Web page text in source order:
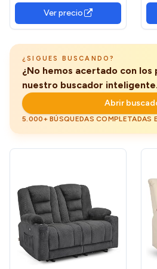
Calor Lumbar, Sist. Masaje
4 Zonas y Acabado en PU
Anti-Cuarteo [Incluye
Ver precio
¿SIGUES BUSCANDO?
¿No hemos acertado con los
nuestro buscador inteligente.
Abrir
5.000+ BÚSQUEDAS COMPLETADAS